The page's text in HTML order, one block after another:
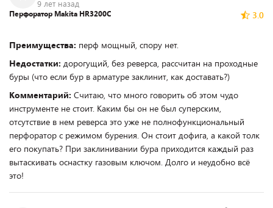
9 лет назад
3.0
Перфоратор Makita HR3200C
Преимущества: перф мощный, спору нет.
Недостатки: дорогущий, без реверса, рассчитан на проходные
буры (что если бур в арматуре заклинит, как доставать?)
Комментарий: Считаю, что много говорить об этом чудо
инструменте не стоит. Каким бы он не был суперским,
отсутствие в нем реверса это уже не полнофункциональный
перфоратор с режимом бурения. Он стоит дофига, а какой толк
его покупать? При заклинивании бура приходится каждый раз
вытаскивать оснастку газовым ключом. Долго и неудобно всё
это!